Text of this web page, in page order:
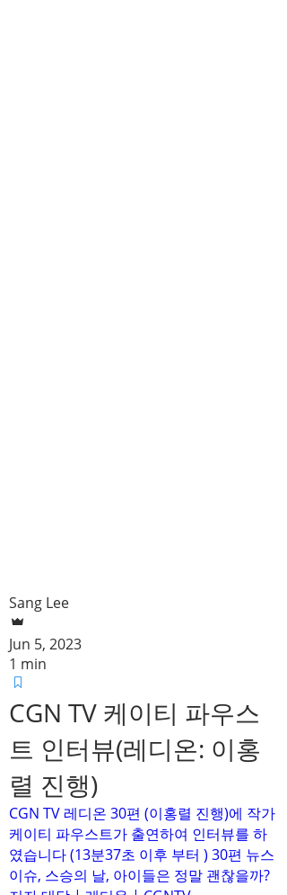
Sang Lee
Jun 5, 2023
1 min
CGN TV 케이티 파우스
트 인터뷰(레디온: 이홍
렬 진행)
CGN TV 레디온 30편 (이홍렬 진행)에 작가
케이티 파우스트가 출연하여 인터뷰를 하
였습니다 (13분37초 이후 부터 ) 30편 뉴스
이슈, 스승의 날, 아이들은 정말 괜찮을까?